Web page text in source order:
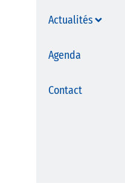
Actualités
Agenda
Contact